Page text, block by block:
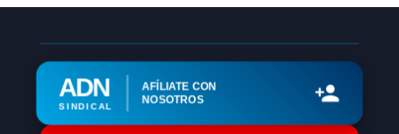
ADN
SINDICAL
AFÍLIATE CON
NOSOTROS